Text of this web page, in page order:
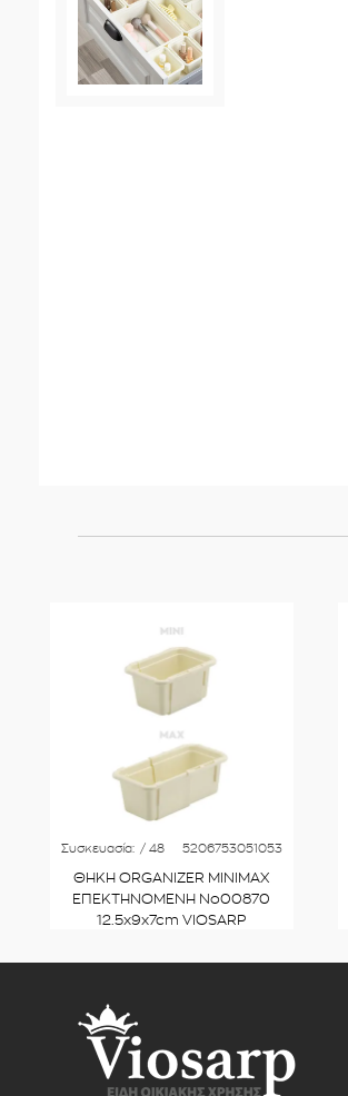
Συσκευασία: / 48 5206753051053
ΘΗΚΗ ORGANIZER MINIMAX
ΕΠΕΚΤΗΝΟΜΕΝΗ Νο00870
12.5x9x7cm VIOSARP